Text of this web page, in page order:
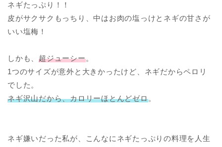
ネギたっぷり！！
皮がサクサクもっちり、中はお肉の塩っけとネギの甘さが
いい塩梅！
しかも、超ジューシー。
1つのサイズが意外と大きかったけど、ネギだからペロリ
でした。
ネギ沢山だから、カロリーほとんどゼロ。
ネギ嫌いだった私が、こんなにネギたっぷりの料理を人生